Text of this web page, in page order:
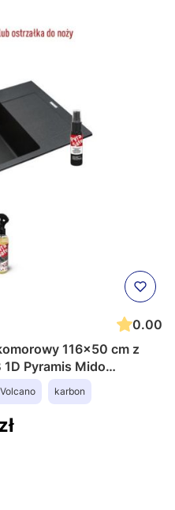
0.00
116x50 cm z
Pyramis Mido
Volcano karbon